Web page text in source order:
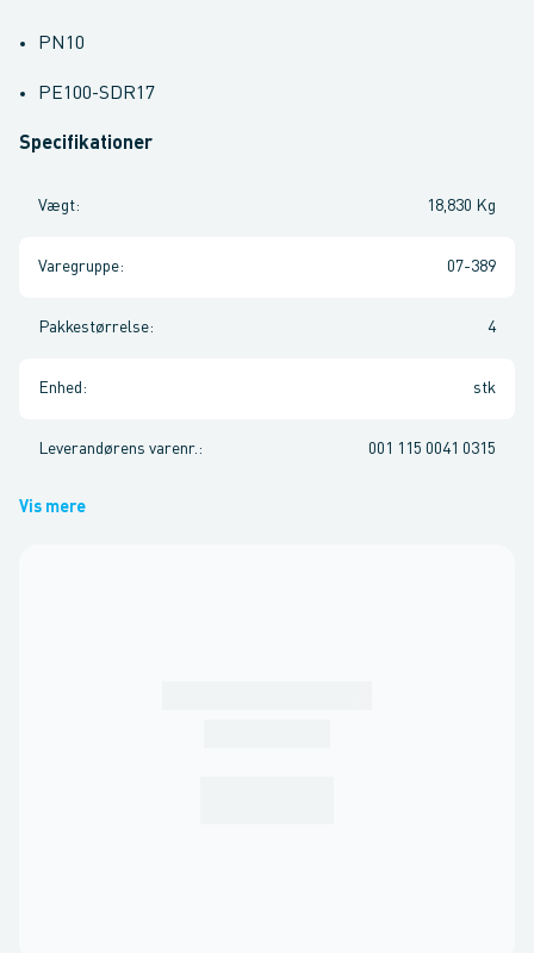
PN10
PE100-SDR17
Specifikationer
Vægt: 18,830 Kg
Varegruppe: 07-389
Pakkestørrelse: 4
Enhed : stk
Leverandørens varenr. : 001 115 0041 0315
Vis mere